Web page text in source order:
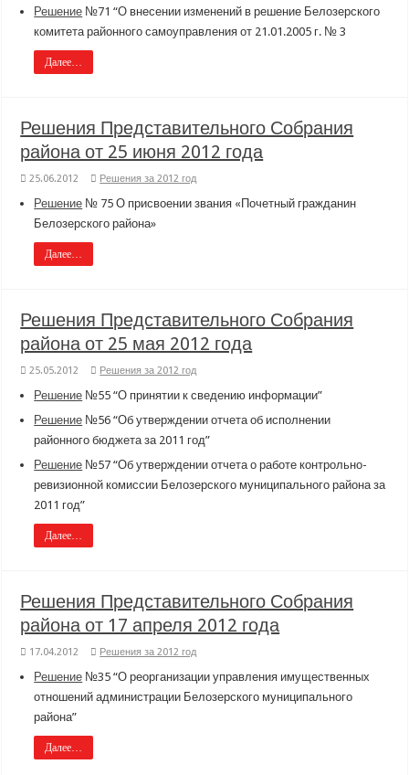
Решение №71 “О внесении изменений в решение Белозерского
комитета районного самоуправления от 21.01.2005 г. № 3
Далее…
Решения Представительного Собрания
района от 25 июня 2012 года
25.06.2012 Решения за 2012 год
Решение № 75 О присвоении звания «Почетный гражданин
Белозерского района»
Далее…
Решения Представительного Собрания
района от 25 мая 2012 года
25.05.2012 Решения за 2012 год
Решение №55 “О принятии к сведению информации”
Решение №56 “Об утверждении отчета об исполнении
районного бюджета за 2011 год”
Решение №57 “Об утверждении отчета о работе контрольно-
ревизионной комиссии Белозерского муниципального района за
2011 год”
Далее…
Решения Представительного Собрания
района от 17 апреля 2012 года
17.04.2012 Решения за 2012 год
Решение №35 “О реорганизации управления имущественных
отношений администрации Белозерского муниципального
района”
Далее…